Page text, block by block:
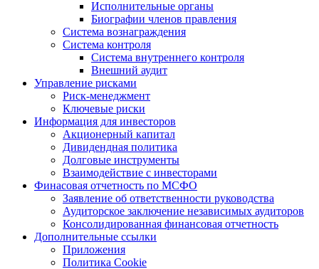
Исполнительные органы
Биографии членов правления
Система вознаграждения
Система контроля
Система внутреннего контроля
Внешний аудит
Управление рисками
Риск-менеджмент
Ключевые риски
Информация для инвесторов
Акционерный капитал
Дивидендная политика
Долговые инструменты
Взаимодействие с инвеcторами
Финасовая отчетность по МСФО
Заявление об ответственности руководства
Аудиторское заключение независимых аудиторов
Консолидированная финансовая отчетность
Дополнительные ссылки
Приложения
Политика Cookie